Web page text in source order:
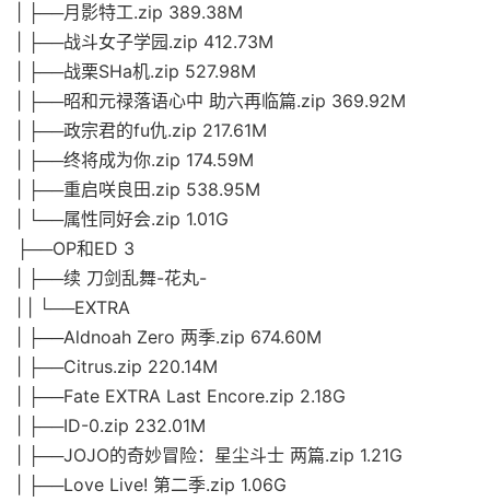
| ├──月影特工.zip 389.38M
| ├──战斗女子学园.zip 412.73M
| ├──战栗SHa机.zip 527.98M
| ├──昭和元禄落语心中 助六再临篇.zip 369.92M
| ├──政宗君的fu仇.zip 217.61M
| ├──终将成为你.zip 174.59M
| ├──重启咲良田.zip 538.95M
| └──属性同好会.zip 1.01G
├──OP和ED 3
| ├──续 刀剑乱舞-花丸-
| | └──EXTRA
| ├──Aldnoah Zero 两季.zip 674.60M
| ├──Citrus.zip 220.14M
| ├──Fate EXTRA Last Encore.zip 2.18G
| ├──ID-0.zip 232.01M
| ├──JOJO的奇妙冒险：星尘斗士 两篇.zip 1.21G
| ├──Love Live! 第二季.zip 1.06G